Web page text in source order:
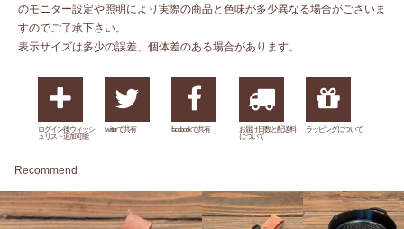
のモニター設定や照明により実際の商品と色味が多少異なる場合がございま
すのでご了承下さい。
表示サイズは多少の誤差、個体差のある場合があります。
ログイン後ウィッシ
ュリスト追加可能
twitterで共有 facebookで共有
お届け日数と配送料
について
ラッピングについて
Recommend